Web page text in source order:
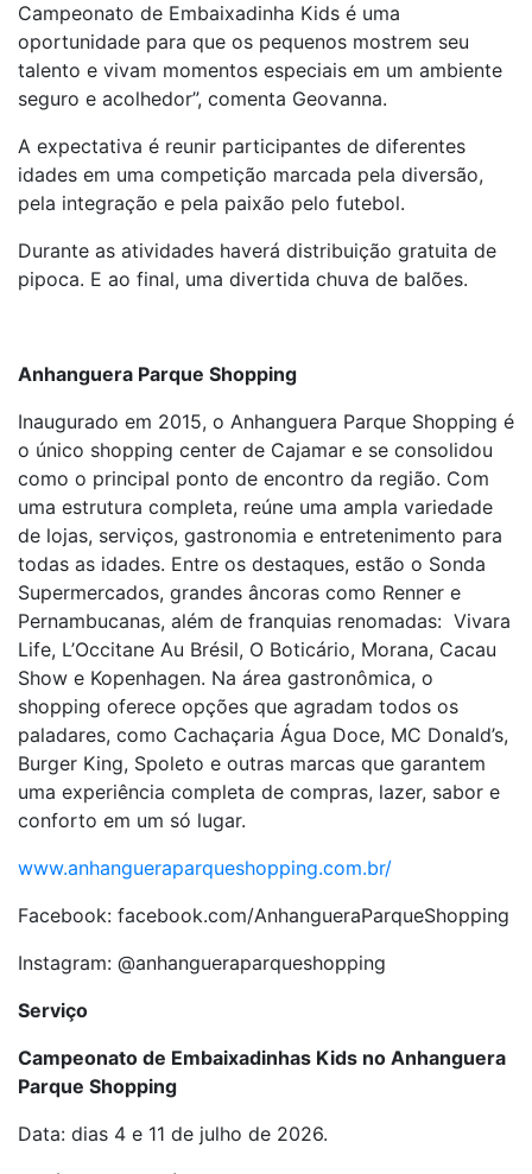
Campeonato de Embaixadinha Kids é uma
oportunidade para que os pequenos mostrem seu
talento e vivam momentos especiais em um ambiente
seguro e acolhedor”, comenta Geovanna.
A expectativa é reunir participantes de diferentes
idades em uma competição marcada pela diversão,
pela integração e pela paixão pelo futebol.
Durante as atividades haverá distribuição gratuita de
pipoca. E ao final, uma divertida chuva de balões.
Anhanguera Parque Shopping
Inaugurado em 2015, o Anhanguera Parque Shopping é
o único shopping center de Cajamar e se consolidou
como o principal ponto de encontro da região. Com
uma estrutura completa, reúne uma ampla variedade
de lojas, serviços, gastronomia e entretenimento para
todas as idades. Entre os destaques, estão o Sonda
Supermercados, grandes âncoras como Renner e
Pernambucanas, além de franquias renomadas: Vivara
Life, L’Occitane Au Brésil, O Boticário, Morana, Cacau
Show e Kopenhagen. Na área gastronômica, o
shopping oferece opções que agradam todos os
paladares, como Cachaçaria Água Doce, MC Donald’s,
Burger King, Spoleto e outras marcas que garantem
uma experiência completa de compras, lazer, sabor e
conforto em um só lugar.
www.anhangueraparqueshopping.com.br/
Facebook: facebook.com/AnhangueraParqueShopping
Instagram: @anhangueraparqueshopping
Serviço
Campeonato de Embaixadinhas Kids no Anhanguera
Parque Shopping
Data: dias 4 e 11 de julho de 2026.